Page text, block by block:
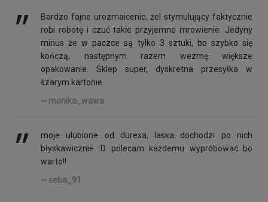
’’
Bardzo fajne urozmaicenie, żel stymulujący faktycznie
robi robotę i czuć takie przyjemne mrowienie. Jedyny
minus że w paczce są tylko 3 sztuki, bo szybko się
kończą, następnym razem wezmę większe
opakowanie. Sklep super, dyskretna przesyłka w
szarym kartonie.
~ monika_wawa
’’
moje ulubione od durexa, laska dochodzi po nich
błyskawicznie :D polecam każdemu wypróbować bo
warto!!
~ seba_91